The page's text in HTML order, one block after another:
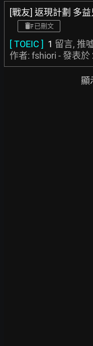
[戰友] 返現計劃 多
已刪文
[ TOEIC ] 1 留言, 推
作者: fshiori - 發表於
顯